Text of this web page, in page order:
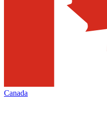
Canada